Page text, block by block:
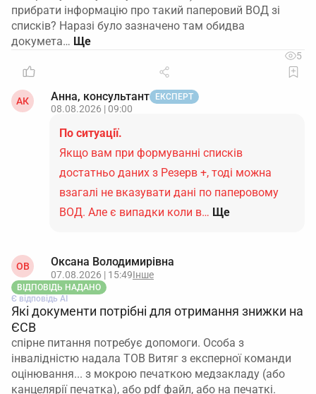
прибрати інформацію про такий паперовий ВОД зі
списків? Наразі було зазначено там обидва
докумета…
5
АК Анна, консультант ЕКСПЕРТ
08.08.2026 | 09:00
По ситуації.
Якщо вам при формуванні списків
достатньо даних з Резерв +, тоді можна
взагалі не вказувати дані по паперовому
ВОД. Але є випадки коли в… Ще
ОВ Оксана Володимирівна
07.08.2026 | 15:49Інше
ВІДПОВІДЬ НАДАНО
Є відповідь АІ
Які документи потрібні для отримання знижки на
ЄСВ
спірне питання потребує допомоги. Особа з
інвалідністю надала ТОВ Витяг з експерної команди
оцінювання... з мокрою печаткою медзакладу (або
канцелярії печатка), або pdf файл, або на печаткі.